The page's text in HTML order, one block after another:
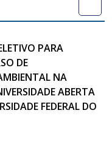
PARA
DE
NA
ABERTA
FEDERAL DO